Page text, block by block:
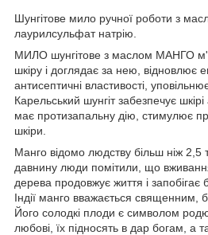
Шунгітове мило ручної роботи з
лаурилсульфат натрію.
МИЛО шунгітове з маслом МАНГО
шкіру і доглядає за нею, відновлює
антисептичні властивості,
Карельський шунгіт забезпечує
має протизапальну дію, стимулює
шкіри.
Манго відомо людству більш ніж 2,5
давнину люди помітили, що
дерева продовжує життя і
Індії манго вважається священним,
Його солодкі плоди є символом
любові, їх підносять в дар богам, а